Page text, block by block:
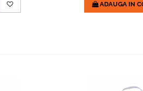
ADAUGA IN